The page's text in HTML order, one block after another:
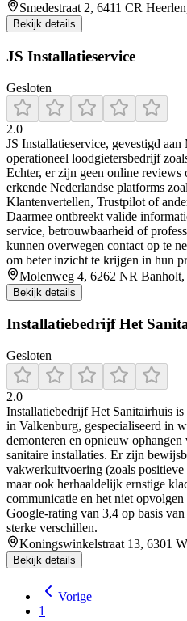
Smedestraat 2, 6411 CR
Bekijk details
JS Installatieservice
Gesloten
2.0
JS Installatieservice, gevestigd
operationeel loodgietersbedrijf
Echter, er zijn geen online
erkende Nederlandse platforms
Klantenvertellen, Trustpilot of
Daarmee ontbreekt valide
service, betrouwbaarheid of
kunnen overwegen contact op te
om beter inzicht te krijgen in hun
Molenweg 4, 6262 NR Banholt,
Bekijk details
Installatiebedrijf Het
Gesloten
2.0
Installatiebedrijf Het Sanitairhuis
in Valkenburg, gespecialiseerd in
demonteren en opnieuw ophangen
sanitaire installaties. Er zijn
vakwerkuitvoering (zoals
maar ook herhaaldelijk ernstige
communicatie en het niet
Google‑rating van 3,4 op basis
sterke verschillen.
Koningswinkelstraat 13, 6301
Bekijk details
Vorige
1